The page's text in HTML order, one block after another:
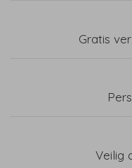
Gratis
Veilig